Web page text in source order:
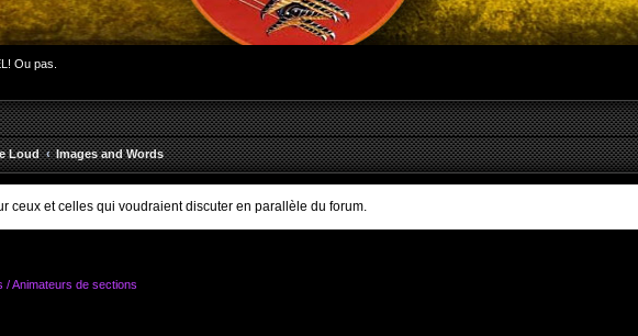
Ou pas.
Loud Images and Words
ceux et celles qui voudraient discuter en parallèle du forum.
/ Animateurs de sections